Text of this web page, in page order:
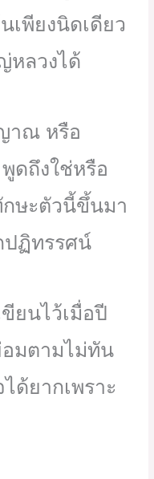
เพียงนิดเดียว
หลวงได้
าณ หรือ
ดถึงใช่หรือ
ษะตัวนี้ขึ้นมา
ปฏิทรรศน์
ยนไว้เมื่อปี
มตามไม่ทัน
ด้ยากเพราะ